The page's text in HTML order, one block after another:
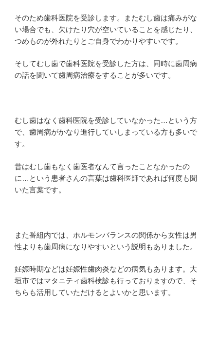
そのため歯科医院を受診します。またむし歯は痛みがな
い場合でも、欠けたり穴が空いていることを感じたり、
つめものが外れたりとご自身でわかりやすいです。
そしてむし歯で歯科医院を受診した方は、同時に歯周病
の話を聞いて歯周病治療をすることが多いです。
むし歯はなく歯科医院を受診していなかった…という方
で、歯周病がかなり進行していしまっている方も多いで
す。
昔はむし歯もなく歯医者なんて言ったことなかったの
に…という患者さんの言葉は歯科医師であれば何度も聞
いた言葉です。
また番組内では、ホルモンバランスの関係から女性は男
性よりも歯周病になりやすいという説明もありました。
妊娠時期などは妊娠性歯肉炎などの病気もあります。大
垣市ではマタニティ歯科検診も行っておりますので、そ
ちらも活用していただけるとよいかと思います。